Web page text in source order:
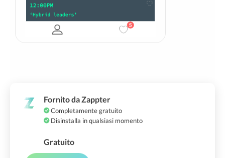
Fornito da Zappter
Completamente gratuito
Disinstalla in qualsiasi momento
Gratuito